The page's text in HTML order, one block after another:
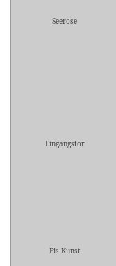
Seerose
Eingangstor
Eis Kunst